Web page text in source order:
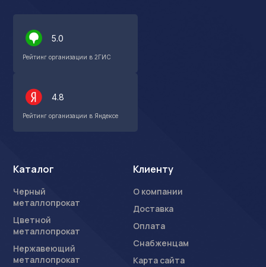
5.0
Рейтинг организации в 2ГИС
4.8
Рейтинг организации в Яндексе
Каталог
Черный
металлопрокат
Цветной
металлопрокат
Нержавеющий
металлопрокат
Клиенту
О компании
Доставка
Оплата
Снабженцам
Карта сайта